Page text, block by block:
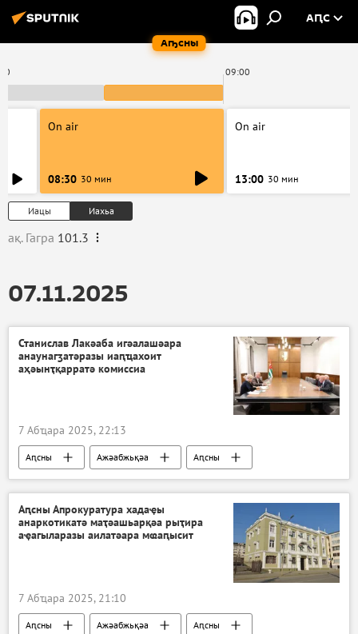
Аҧсны
АԤС
09:00
On air
08:30 30 мин
On air
13:00 30 мин
Иацы Иахьа
ақ. Гагра 101.3
07.11.2025
Станислав Лакәаба игәалашәара
анаунагӡатәразы иаԥҵахоит
аҳәынҭқарратә комиссиа
7 Абҵара 2025, 22:13
Аԥсны Ажәабжьқәа Аԥсны
Аԥсны Апрокуратура хадаҿы
анаркотикатә маҭәашьарқәа рыҭира
аҿагыларазы аилатәара мҩаԥысит
7 Абҵара 2025, 21:10
Аԥсны Ажәабжьқәа Аԥсны